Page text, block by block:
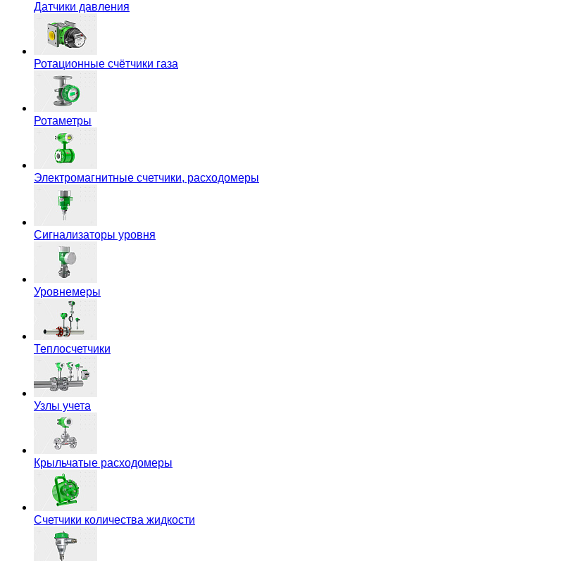
Датчики давления
Ротационные счётчики газа
Ротаметры
Электромагнитные счетчики, расходомеры
Сигнализаторы уровня
Уровнемеры
Теплосчетчики
Узлы учета
Крыльчатые расходомеры
Счетчики количества жидкости